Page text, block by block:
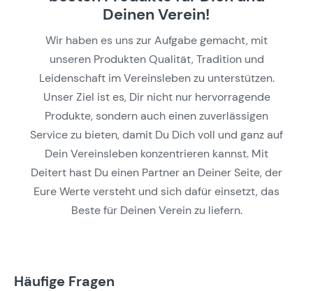
Deinen Verein!
Wir haben es uns zur Aufgabe gemacht, mit
unseren Produkten Qualität, Tradition und
Leidenschaft im Vereinsleben zu unterstützen.
Unser Ziel ist es, Dir nicht nur hervorragende
Produkte, sondern auch einen zuverlässigen
Service zu bieten, damit Du Dich voll und ganz auf
Dein Vereinsleben konzentrieren kannst. Mit
Deitert hast Du einen Partner an Deiner Seite, der
Eure Werte versteht und sich dafür einsetzt, das
Beste für Deinen Verein zu liefern.
Häufige Fragen